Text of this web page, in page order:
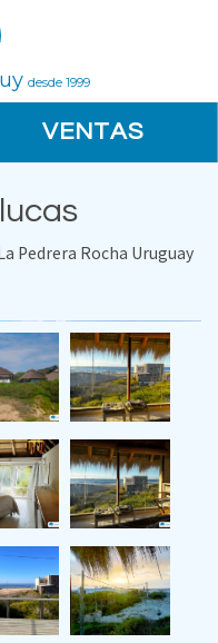
desde 1999
VENTAS
Pedrera Rocha Uruguay